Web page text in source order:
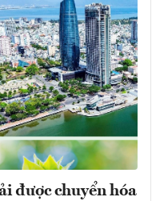
được chuyển hóa